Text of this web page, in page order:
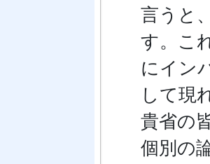
言うと
す。こ
にイン
して現
貴省の
個別の